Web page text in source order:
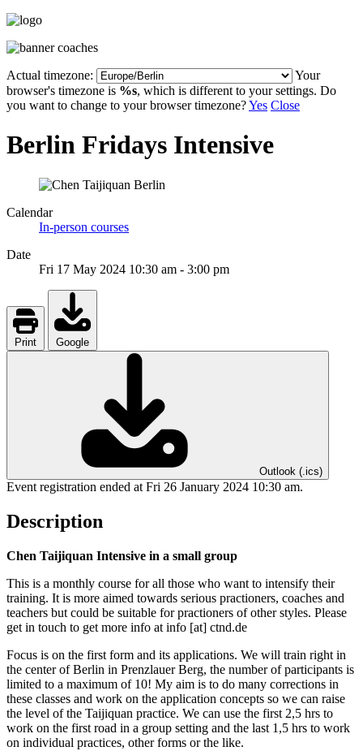
Actual timezone:
Your
browser's timezone is %s, which is different to your settings. Do
you want to change to your browser timezone?Yes Close
Berlin Fridays Intensive
Calendar
In-person courses
Date
Fri 17 May 2024 10:30 am - 3:00 pm
Print Google
Outlook (.ics)
Event registration ended at Fri 26 January 2024 10:30 am.
Description
Chen Taijiquan Intensive in a small group
This is a monthly course for all those who want to intensify their
training. It is more aimed towards serious practioners, coaches and
teachers but could be suitable for practioners of other styles. Please
get in touch to get more info at info [at] ctnd.de
Focus is on the first form and its applications. We will train right in
the center of Berlin in Prenzlauer Berg, the number of participants is
limited to a maximum of 10! My aim is to do many corrections in
these classes and work on the application concepts so we can raise
the level of the Taijiquan practice. We can use the first 2,5 hrs to
work on the first road in a group setting and the last 1,5 hrs to work
on individual practices, other forms or the like.